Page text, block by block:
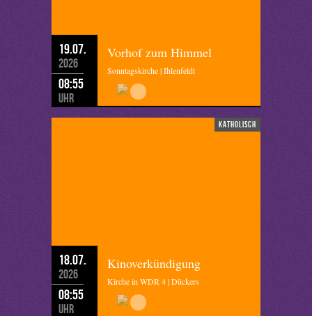
19.07.
2026
08:55
Uhr
Vorhof zum Himmel
Sonntagskirche | Ihlenfeldt
katholisch
18.07.
2026
08:55
Uhr
Kinoverkündigung
Kirche in WDR 4 | Dückers